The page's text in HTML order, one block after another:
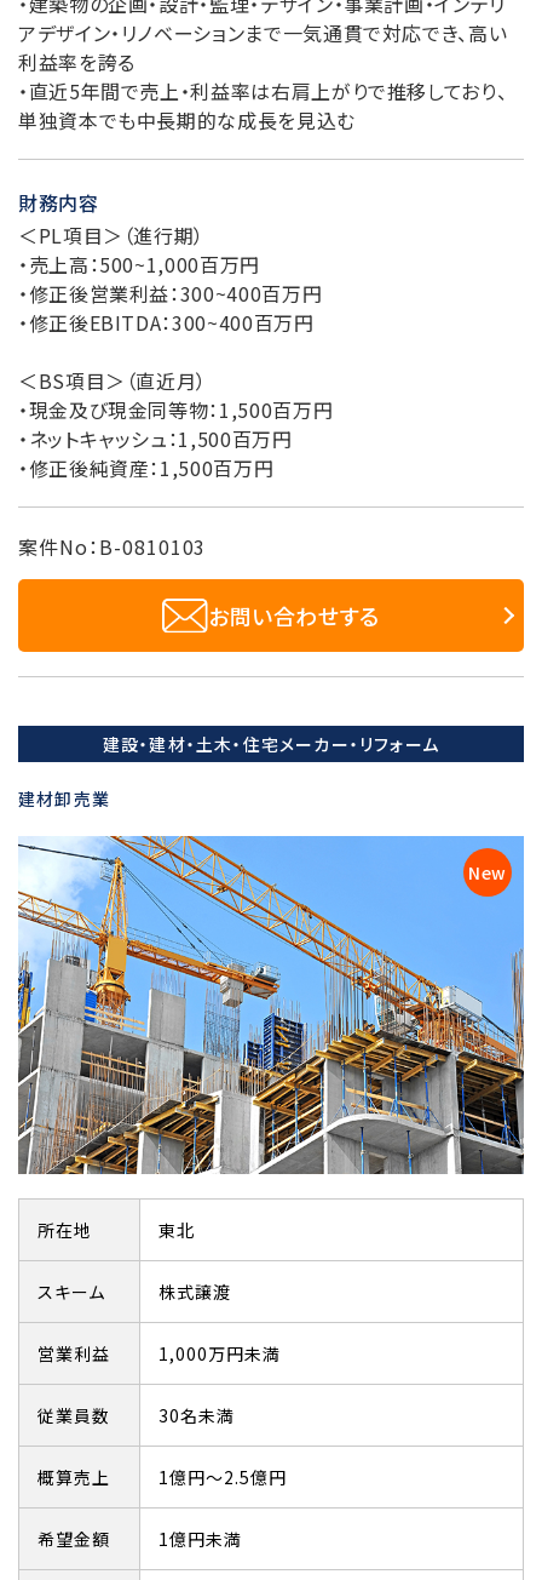
アデザイン・リノベーションまで一気通貫で対応でき、高い
利益率を誇る
・直近5年間で売上・利益率は右肩上がりで推移しており、
単独資本でも中長期的な成長を見込む
財務内容
＜PL項目＞（進行期）
・売上高：500~1,000百万円
・修正後営業利益：300~400百万円
・修正後EBITDA：300~400百万円
＜BS項目＞（直近月）
・現金及び現金同等物：1,500百万円
・ネットキャッシュ：1,500百万円
・修正後純資産：1,500百万円
案件No：B-0810103
お問い合わせする
建設・建材・土木・住宅メーカー・リフォーム
建材卸売業
所在地 東北
スキーム 株式譲渡
営業利益 1,000万円未満
従業員数 30名未満
概算売上 1億円～2.5億円
希望金額 1億円未満